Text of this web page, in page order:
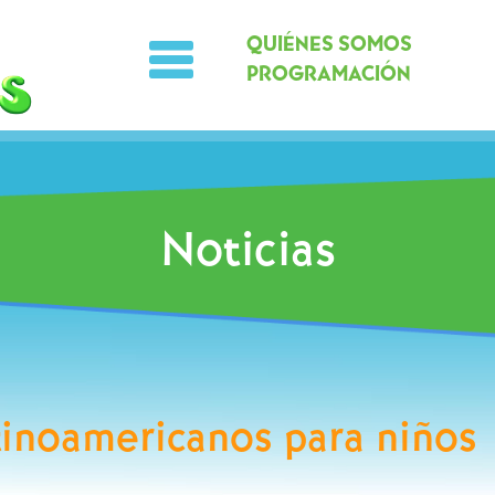
QUIÉNES SOMOS
PROGRAMACIÓN
Noticias
para niños